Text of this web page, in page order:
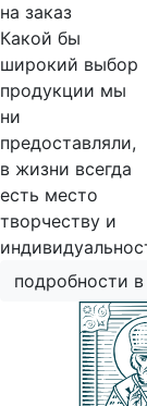
на заказ
Какой бы
широкий выбор
продукции мы
ни
предоставляли,
в жизни всегда
есть место
творчеству и
подробности в